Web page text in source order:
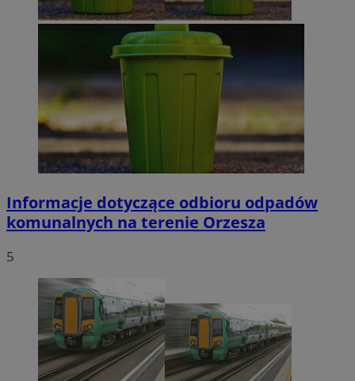
Informacje dotyczące odbioru odpadów
komunalnych na terenie Orzesza
5